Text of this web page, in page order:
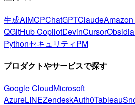
生成AIMCPChatGPTClaude
QGitHub CopilotDevinCursor
PythonセキュリティPM
プロダクトやサービスで探す
Google CloudMicrosoft
AzureLINEZendeskAuth0Tableau